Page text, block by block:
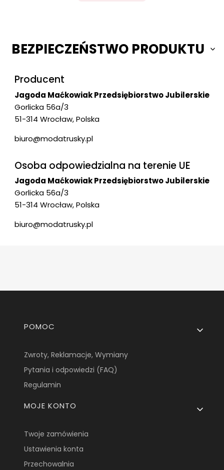
BEZPIECZEŃSTWO PRODUKTU
Producent
Jagoda Maćkowiak Przedsiębiorstwo Jubilerskie
Gorlicka 56a/3
51-314 Wrocław, Polska
biuro@modatrusky.pl
Osoba odpowiedzialna na terenie UE
Jagoda Maćkowiak Przedsiębiorstwo Jubilerskie
Gorlicka 56a/3
51-314 Wrocław, Polska
biuro@modatrusky.pl
Linki w stopce
POMOC
Zwroty, Reklamacje, Wymiany
Pytania i odpowiedzi (FAQ)
Regulamin
MOJE KONTO
Twoje zamówienia
Ustawienia konta
Przechowalnia